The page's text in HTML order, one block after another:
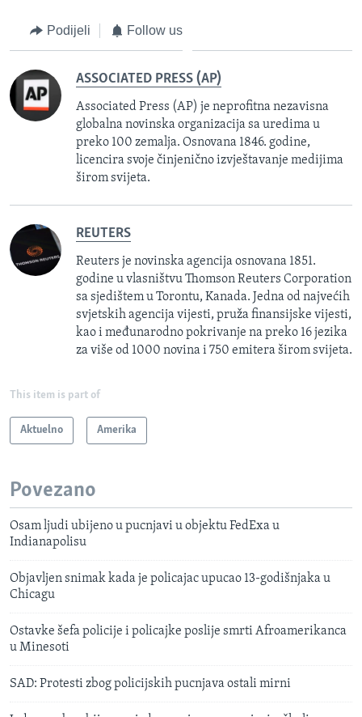
Podijeli Follow us
ASSOCIATED PRESS (AP)
Associated Press (AP) je neprofitna nezavisna
globalna novinska organizacija sa uredima u
preko 100 zemalja. Osnovana 1846. godine,
licencira svoje činjenično izvještavanje medijima
širom svijeta.
REUTERS
Reuters je novinska agencija osnovana 1851.
godine u vlasništvu Thomson Reuters Corporation
sa sjedištem u Torontu, Kanada. Jedna od najvećih
svjetskih agencija vijesti, pruža finansijske vijesti,
kao i međunarodno pokrivanje na preko 16 jezika
za više od 1000 novina i 750 emitera širom svijeta.
This item is part of
Aktuelno Amerika
Povezano
Osam ljudi ubijeno u pucnjavi u objektu FedExa u
Indianapolisu
Objavljen snimak kada je policajac upucao 13-godišnjaka u
Chicagu
Ostavke šefa policije i policajke poslije smrti Afroamerikanca
u Minesoti
SAD: Protesti zbog policijskih pucnjava ostali mirni